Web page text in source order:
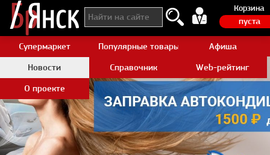
Корзина
пуста
Супермаркет Популярные товары AliexpressАфиша
Новости
Справочник
Web-рейтинг
О проекте